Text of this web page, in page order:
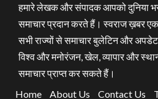
हमारे लेखक और संपादक आपको दुनिया
समाचार प्रदान करते हैं। स्वराज ख़बर
सभी राज्यों से समाचार बुलेटिन और
विश्व और मनोरंजन, खेल, व्यापार और
समाचार प्राप्त कर सकते हैं।
Home About Us Contact Us